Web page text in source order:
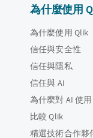
為什麼使用
為什麼使用 Qlik
信任與安全性
信任與隱私
信任與 AI
為什麼對 AI 使
比較 Qlik
精選技術合作夥